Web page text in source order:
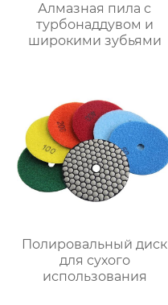
Алмазная пила с
турбонаддувом и
широкими зубьями
Полировальный диск
для сухого
использования